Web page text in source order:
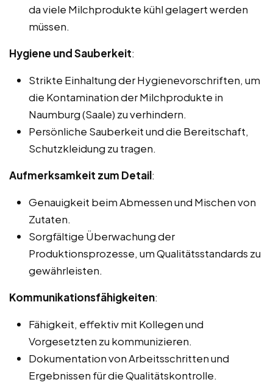
da viele Milchprodukte kühl gelagert werden
müssen.
Hygiene und Sauberkeit:
Strikte Einhaltung der Hygienevorschriften, um
die Kontamination der Milchprodukte in
Naumburg (Saale) zu verhindern.
Persönliche Sauberkeit und die Bereitschaft,
Schutzkleidung zu tragen.
Aufmerksamkeit zum Detail:
Genauigkeit beim Abmessen und Mischen von
Zutaten.
Sorgfältige Überwachung der
Produktionsprozesse, um Qualitätsstandards zu
gewährleisten.
Kommunikationsfähigkeiten:
Fähigkeit, effektiv mit Kollegen und
Vorgesetzten zu kommunizieren.
Dokumentation von Arbeitsschritten und
Ergebnissen für die Qualitätskontrolle.